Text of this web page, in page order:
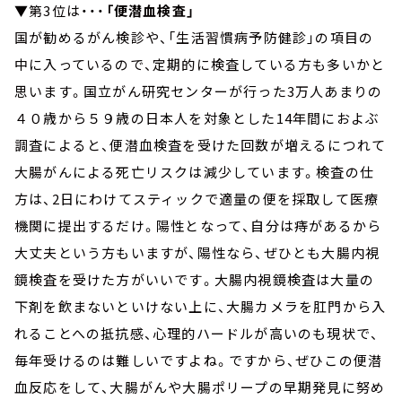
▼第3位は・・・ 「便潜血検査」
国が勧めるがん検診や、「生活習慣病予防健診」の項目の
中に入っているので、定期的に検査している方も多いかと
思います。国立がん研究センターが行った3万人あまりの
４０歳から５９歳の日本人を対象とした14年間におよぶ
調査によると、便潜血検査を受けた回数が増えるにつれて
大腸がんによる死亡リスクは減少しています。検査の仕
方は、2日にわけてスティックで適量の便を採取して医療
機関に提出するだけ。陽性となって、自分は痔があるから
大丈夫という方もいますが、陽性なら、ぜひとも大腸内視
鏡検査を受けた方がいいです。大腸内視鏡検査は大量の
下剤を飲まないといけない上に、大腸カメラを肛門から入
れることへの抵抗感、心理的ハードルが高いのも現状で、
毎年受けるのは難しいですよね。ですから、ぜひこの便潜
血反応をして、大腸がんや大腸ポリープの早期発見に努め